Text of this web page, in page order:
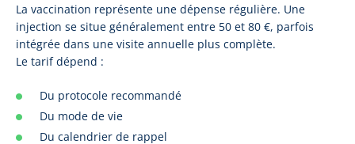
La vaccination représente une dépense régulière. Une
injection se situe généralement entre 50 et 80 €, parfois
intégrée dans une visite annuelle plus complète.
Le tarif dépend :
Du protocole recommandé
Du mode de vie
Du calendrier de rappel